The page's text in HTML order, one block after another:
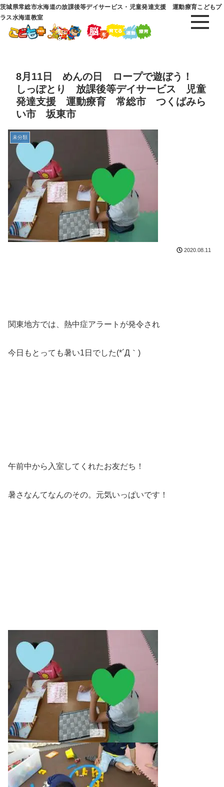
茨城県常総市水海道の放課後等デイサービス・児童発達支援 運動療育こどもプ
ラス水海道教室
8月11日 めんの日 ロープで遊ぼう！
しっぽとり 放課後等デイサービス 児童
発達支援 運動療育 常総市 つくばみら
い市 坂東市
未分類
2020.08.11
関東地方では、熱中症アラートが発令され
今日もとっても暑い1日でした(*´Д｀)
午前中から入室してくれたお友だち！
暑さなんてなんのその。元気いっぱいです！